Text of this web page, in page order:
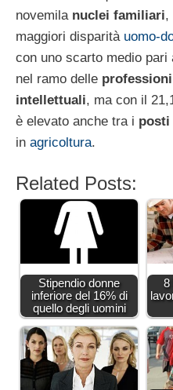
novemila nuclei familiari,
maggiori disparità uomo-
con uno scarto medio
nel ramo delle
intellettuali, ma con il
è elevato anche tra i posti
in agricoltura.
Related Posts:
Stipendio donne
inferiore del 16% di
quello degli uomini
8